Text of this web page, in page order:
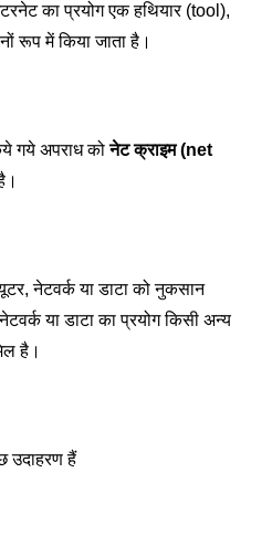
का प्रयोग एक हथियार (tool),
रूप में किया जाता है।
गये अपराध को नेट क्राइम (net
नेटवर्क या डाटा को नुकसान
या डाटा का प्रयोग किसी अन्य
है।
उदाहरण हैं